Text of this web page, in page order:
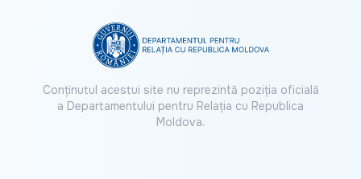
Conținutul acestui site nu reprezintă poziția oficială
a Departamentului pentru Relația cu Republica
Moldova.